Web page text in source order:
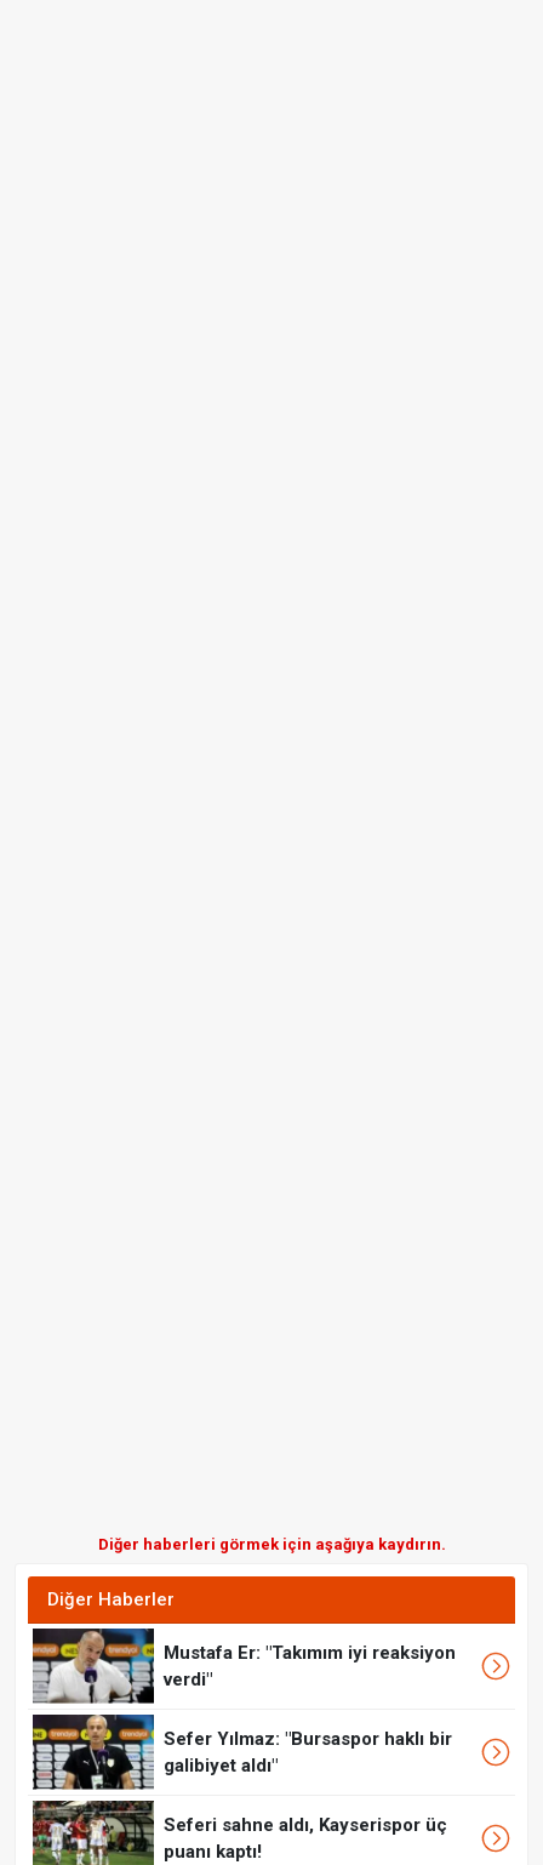
Diğer haberleri görmek için aşağıya kaydırın.
Diğer Haberler
Mustafa Er: "Takımım iyi reaksiyon
verdi"
Sefer Yılmaz: "Bursaspor haklı bir
galibiyet aldı"
Seferi sahne aldı, Kayserispor üç
puanı kaptı!